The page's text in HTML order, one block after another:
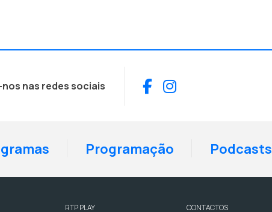
nas redes sociais Facebook
Instagram
Programação Podcasts
RTP PLAY CONTACTOS